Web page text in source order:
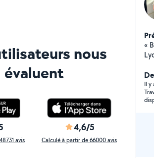
nous
évaluent
avis
4,6/5
Calculé à partir de 66000 avis
«
Il y